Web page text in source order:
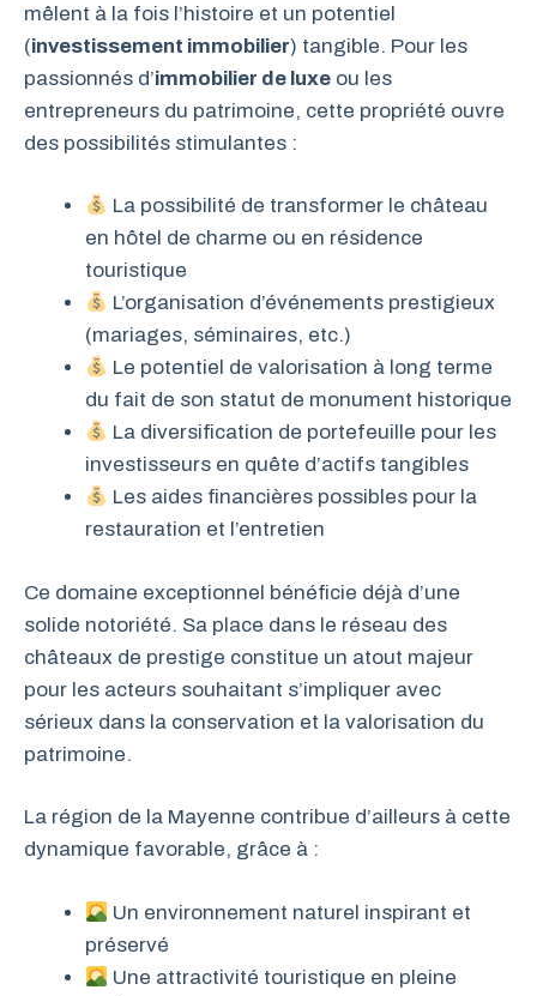
mêlent à la fois l’histoire et un potentiel
(investissement immobilier) tangible. Pour les
passionnés d’immobilier de luxe ou les
entrepreneurs du patrimoine, cette propriété ouvre
des possibilités stimulantes :
La possibilité de transformer le château
en hôtel de charme ou en résidence
touristique
L’organisation d’événements prestigieux
(mariages, séminaires, etc.)
Le potentiel de valorisation à long terme
du fait de son statut de monument historique
La diversification de portefeuille pour les
investisseurs en quête d’actifs tangibles
Les aides financières possibles pour la
restauration et l’entretien
Ce domaine exceptionnel bénéficie déjà d’une
solide notoriété. Sa place dans le réseau des
châteaux de prestige constitue un atout majeur
pour les acteurs souhaitant s’impliquer avec
sérieux dans la conservation et la valorisation du
patrimoine.
La région de la Mayenne contribue d’ailleurs à cette
dynamique favorable, grâce à :
Un environnement naturel inspirant et
préservé
Une attractivité touristique en pleine